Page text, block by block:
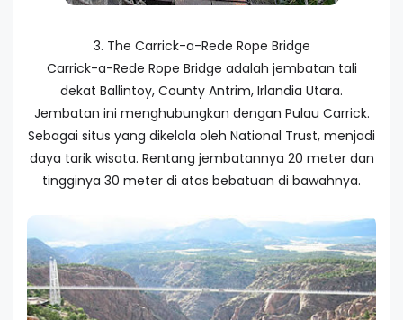
3. The Carrick-a-Rede Rope Bridge
Carrick-a-Rede Rope Bridge adalah jembatan tali
dekat Ballintoy, County Antrim, Irlandia Utara.
Jembatan ini menghubungkan dengan Pulau Carrick.
Sebagai situs yang dikelola oleh National Trust, menjadi
daya tarik wisata. Rentang jembatannya 20 meter dan
tingginya 30 meter di atas bebatuan di bawahnya.